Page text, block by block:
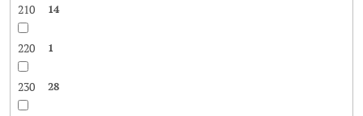
210 14
220 1
230 28